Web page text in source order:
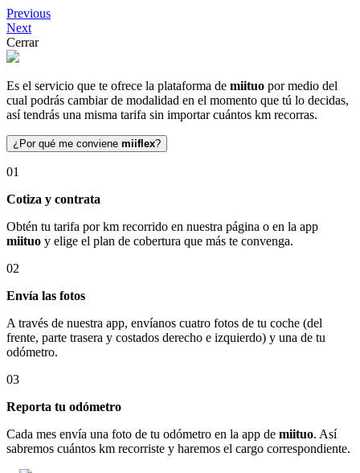
Previous
Next
Cerrar
Es el servicio que te ofrece la plataforma de miituo por medio del
cual podrás cambiar de modalidad en el momento que tú lo decidas,
así tendrás una misma tarifa sin importar cuántos km recorras.
¿Por qué me conviene miiflex?
01
Cotiza y contrata
Obtén tu tarifa por km recorrido en nuestra página o en la app
miituo y elige el plan de cobertura que más te convenga.
02
Envía las fotos
A través de nuestra app, envíanos cuatro fotos de tu coche (del
frente, parte trasera y costados derecho e izquierdo) y una de tu
odómetro.
03
Reporta tu odómetro
Cada mes envía una foto de tu odómetro en la app de miituo. Así
sabremos cuántos km recorriste y haremos el cargo correspondiente.